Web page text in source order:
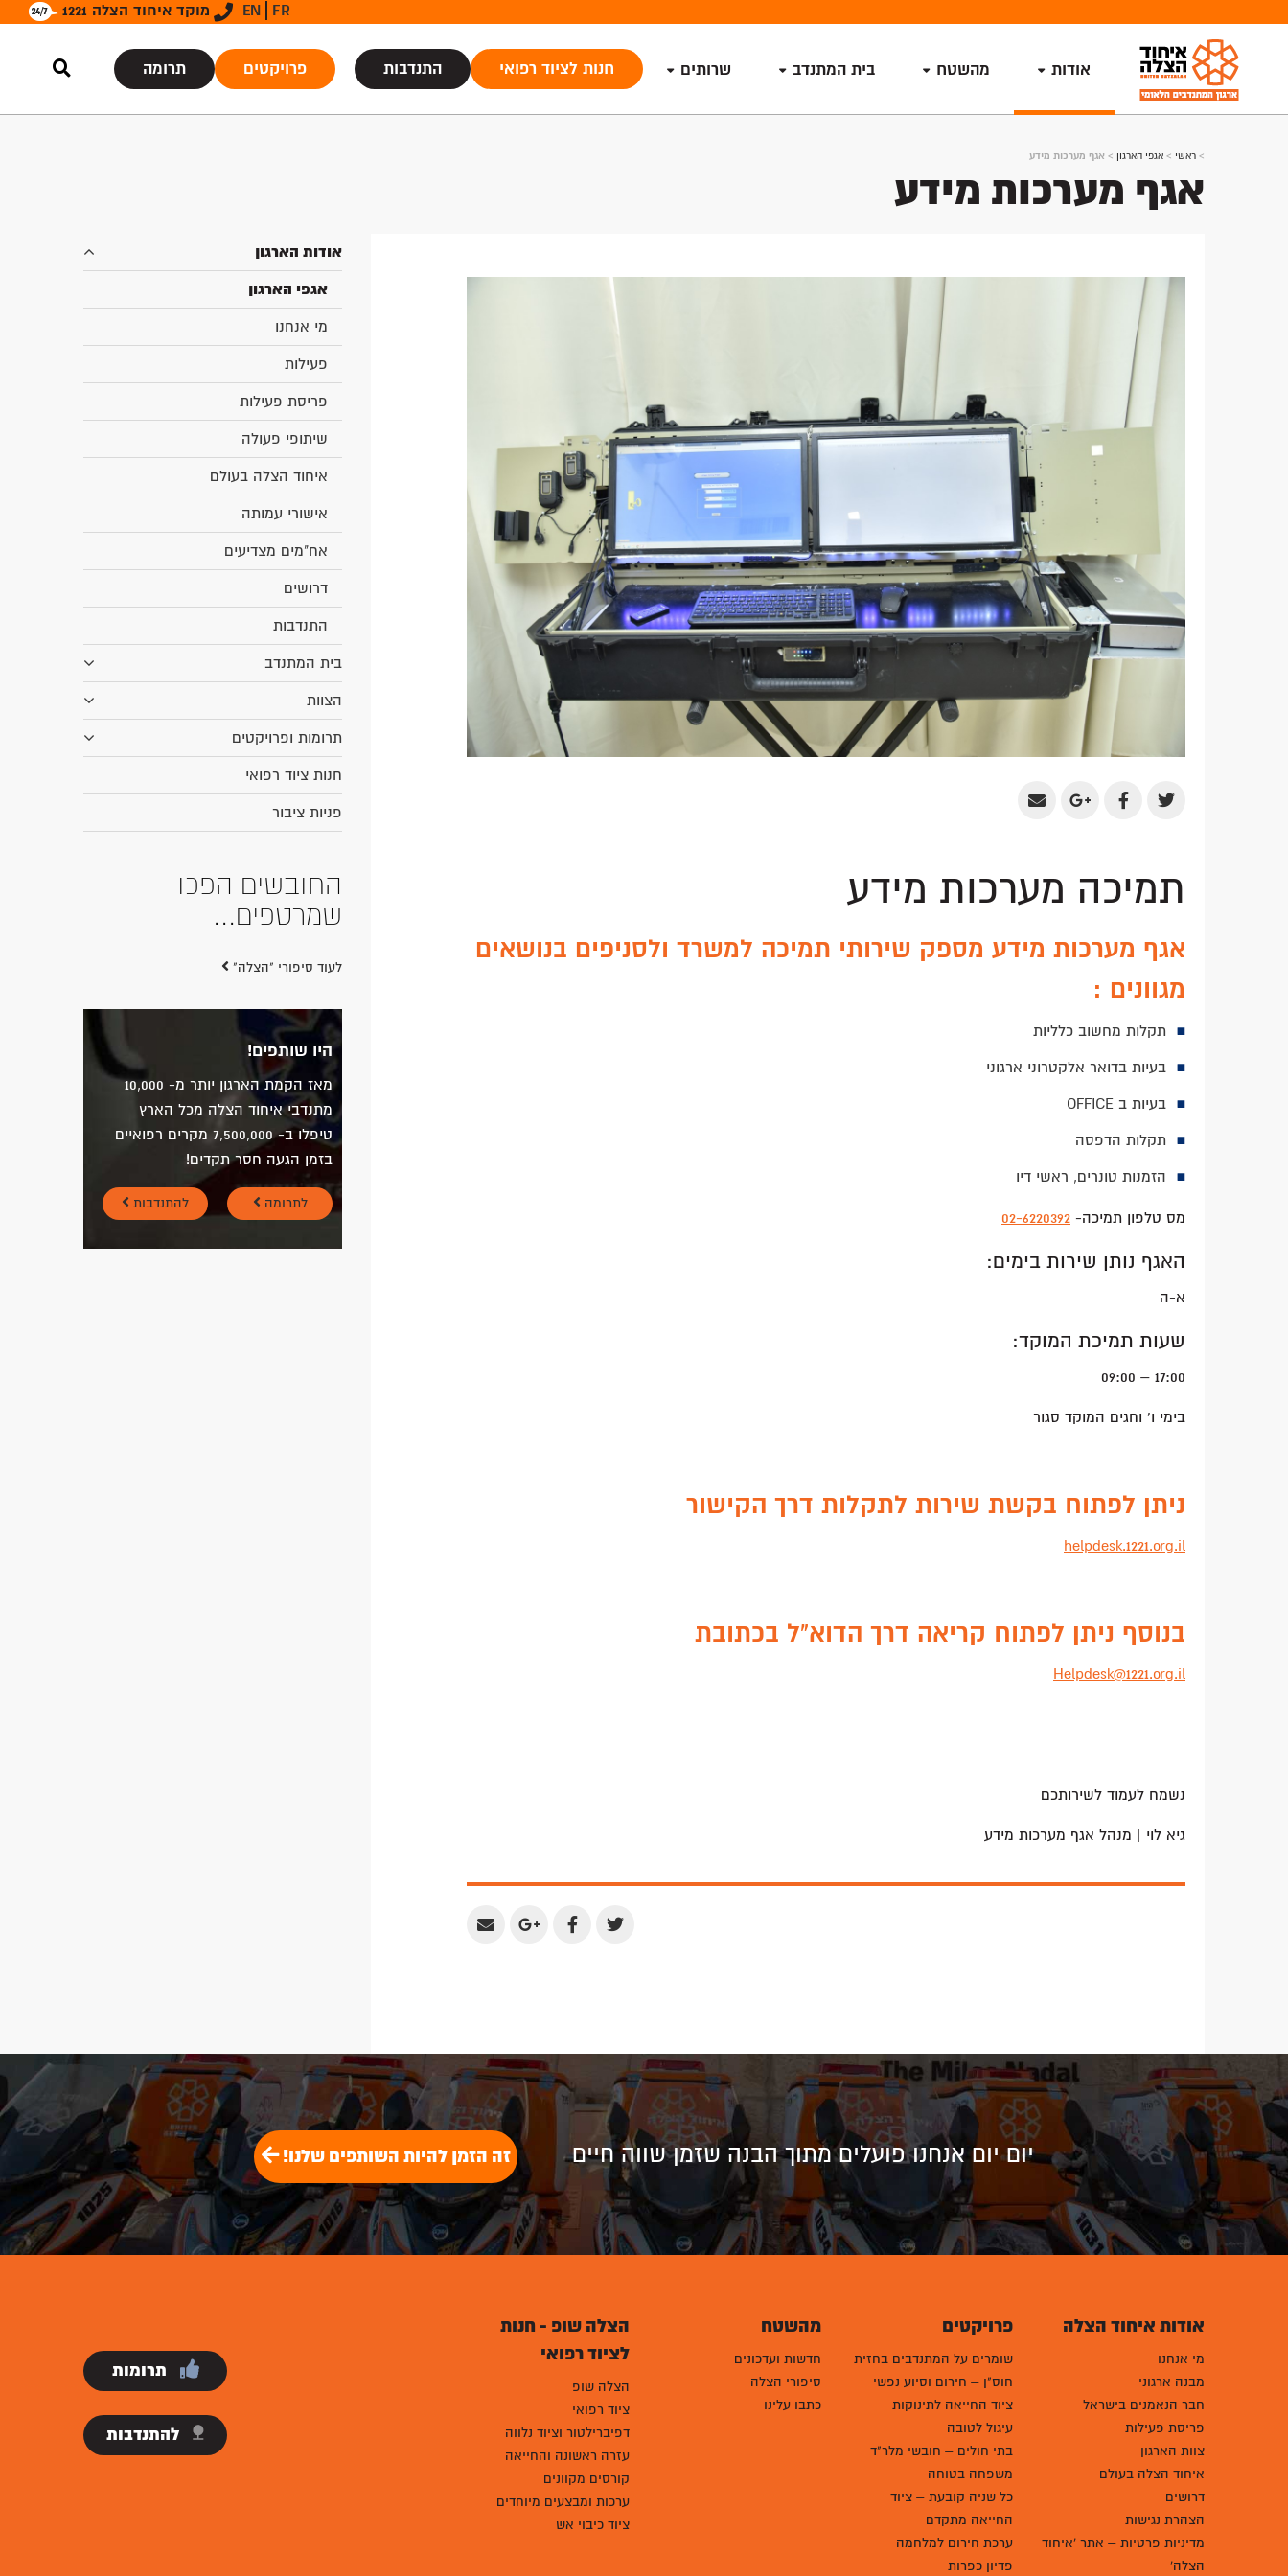
מוקד איחוד הצלה 1221 EN FR
אודות מהשטח בית המתנדב שרותים חנות לציוד רפואי התנדבות פרויקטים תרומה
> ראשי > אגפי הארגון > אגף מערכות מידע
אגף מערכות מידע
Share
Share
Share
Plus
Share
תמיכה מערכות מידע
אגף מערכות מידע מספק שירותי תמיכה למשרד ולסניפים בנושאים
מגוונים :
תקלות מחשוב כלליות
בעיות בדואר אלקטרוני ארגוני
בעיות ב OFFICE
תקלות הדפסה
הזמנות טונרים, ראשי דיו
מס טלפון תמיכה- 02-6220392
האגף נותן שירות בימים:
א-ה
שעות תמיכת המוקד:
17:00 – 09:00
בימי ו' וחגים המוקד סגור
ניתן לפתוח בקשת שירות לתקלות דרך הקישור
helpdesk.1221.org.il
בנוסף ניתן לפתוח קריאה דרך הדוא"ל בכתובת
Helpdesk@1221.org.il
נשמח לעמוד לשירותכם
גיא לוי | מנהל אגף מערכות מידע
Share
Share
Share
Share
אודות הארגון
אגפי הארגון
מי אנחנו
פעילות
פריסת פעילות
שיתופי פעולה
איחוד הצלה בעולם
אישורי עמותה
אח"מים מצדיעים
דרושים
התנדבות
בית המתנדב
הצוות
תרומות ופרויקטים
חנות ציוד רפואי
פניות ציבור
החובשים הפכו
שמרטפים...
לעוד סיפורי "הצלה"
היו שותפים!
מאז הקמת הארגון יותר מ- 10,000
מתנדבי איחוד הצלה מכל הארץ
טיפלו ב- 7,500,000 מקרים רפואיים
בזמן הגעה חסר תקדים!
לתרומה להתנדבות
יום יום אנחנו פועלים מתוך הבנה שזמן שווה חיים זה הזמן להיות השותפים שלנו!
אודות איחוד הצלה
מי אנחנו
מבנה ארגוני
חבר הנאמנים בישראל
פריסת פעילות
צוות הארגון
איחוד הצלה בעולם
דרושים
הצהרת נגישות
מדיניות פרטיות – אתר 'איחוד
הצלה'
פרויקטים
שומרים על המתנדבים בחזית
חוס"ן – חירום וסיוע נפשי
ציוד החייאה לתינוקות
עיגול לטובה
בתי חולים – חובשי מלר"ד
משפחה בטוחה
כל שניה קובעת – ציוד
החייאה מתקדם
ערכת חירום למלחמה
פדיון כפרות
מהשטח
חדשות ועדכונים
סיפורי הצלה
כתבו עלינו
הצלה שופ - חנות
לציוד רפואי
הצלה שופ
ציוד רפואי
דפיברילטור וציוד נלווה
עזרה ראשונה והחייאה
קורסים מקוונים
ערכות ומבצעים מיוחדים
ציוד כיבוי אש
תרומות
להתנדבות